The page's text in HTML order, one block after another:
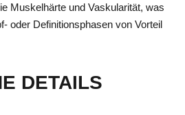
Muskelhärte und Vaskularität, was
oder Definitionsphasen von Vorteil
DETAILS